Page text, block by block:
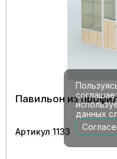
Павильон из
Артикул 1133
данных